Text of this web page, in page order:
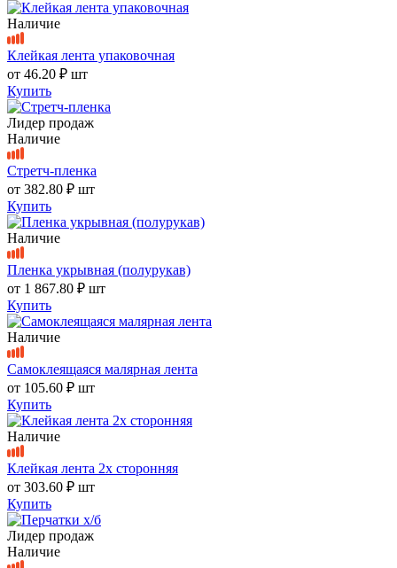
Наличие
Клейкая лента упаковочная
от 46.20 ₽ шт
Купить
Лидер продаж
Наличие
Стретч-пленка
от 382.80 ₽ шт
Купить
Наличие
Пленка укрывная (полурукав)
от 1 867.80 ₽ шт
Купить
Наличие
Самоклеящаяся малярная лента
от 105.60 ₽ шт
Купить
Наличие
Клейкая лента 2х сторонняя
от 303.60 ₽ шт
Купить
Лидер продаж
Наличие